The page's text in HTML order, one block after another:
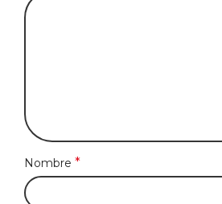
Nombre *